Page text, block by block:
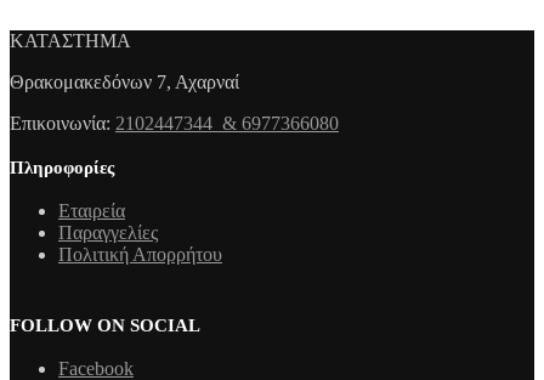
ΚΑΤΑΣΤΗΜΑ
Θρακομακεδόνων 7, Αχαρναί
Επικοινωνία: 2102447344 & 6977366080
Πληροφορίες
Εταιρεία
Παραγγελίες
Πολιτική Απορρήτου
FOLLOW ON SOCIAL
Facebook